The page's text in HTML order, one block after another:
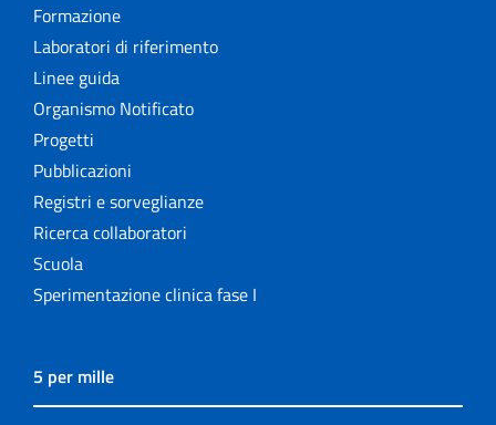
Formazione
Laboratori di riferimento
Linee guida
Organismo Notificato
Progetti
Pubblicazioni
Registri e sorveglianze
Ricerca collaboratori
Scuola
Sperimentazione clinica fase I
5 per mille